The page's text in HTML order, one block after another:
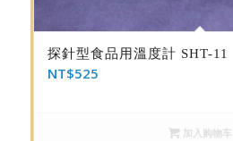
探針型食品用溫度計 SHT-11
NT$525
加入购物车